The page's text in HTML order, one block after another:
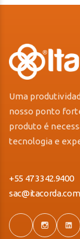
Uma
nosso ponto
produto é
tecnologia e
+55 47 3342.9400